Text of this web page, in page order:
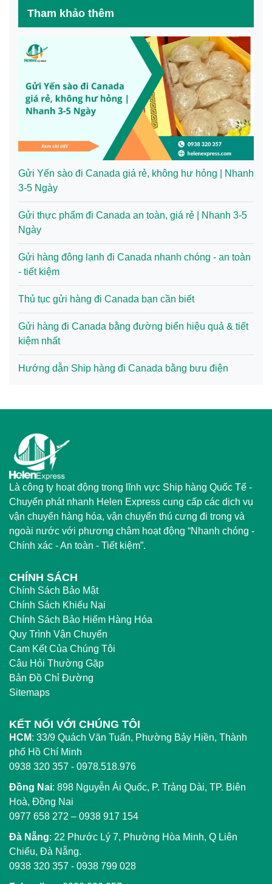
Tham khảo thêm
Gửi Yến sào đi Canada giá rẻ, không hư hỏng | Nhanh
3-5 Ngày
Gửi thực phẩm đi Canada an toàn, giá rẻ | Nhanh 3-5
Ngày
Gửi hàng đông lạnh đi Canada nhanh chóng - an toàn
- tiết kiệm
Thủ tục gửi hàng đi Canada bạn cần biết
Gửi hàng đi Canada bằng đường biển hiệu quả & tiết
kiệm nhất
Hướng dẫn Ship hàng đi Canada bằng bưu điện
Là công ty hoạt động trong lĩnh vực Ship hàng Quốc Tế -
Chuyển phát nhanh Helen Express cung cấp các dịch vụ
vận chuyển hàng hóa, vận chuyển thú cưng đi trong và
ngoài nước với phương châm hoạt động “Nhanh chóng -
Chính xác - An toàn - Tiết kiệm”.
CHÍNH SÁCH
Chính Sách Bảo Mật
Chính Sách Khiếu Nại
Chính Sách Bảo Hiểm Hàng Hóa
Quy Trình Vận Chuyển
Cam Kết Của Chúng Tôi
Câu Hỏi Thường Gặp
Bản Đồ Chỉ Đường
Sitemaps
KẾT NỐI VỚI CHÚNG TÔI
HCM: 33/9 Quách Văn Tuấn, Phường Bảy Hiền, Thành
phố Hồ Chí Minh
0938 320 357 - 0978.518.976
Đồng Nai: 898 Nguyễn Ái Quốc, P. Trảng Dài, TP. Biên
Hoà, Đồng Nai
0977 658 272 – 0938 917 154
Đà Nẵng: 22 Phước Lý 7, Phường Hòa Minh, Q Liên
Chiểu, Đà Nẵng.
0938 320 357 - 0938 799 028